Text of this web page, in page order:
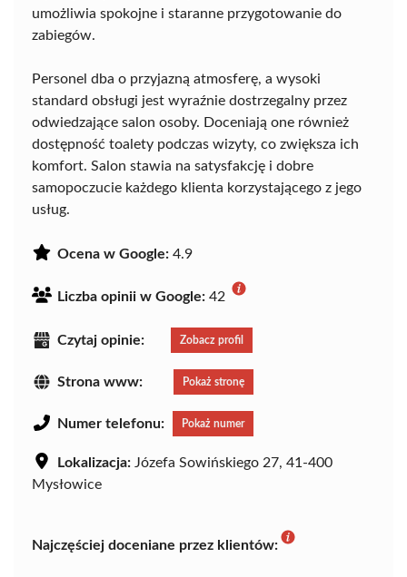
umożliwia spokojne i staranne przygotowanie do
zabiegów.
Personel dba o przyjazną atmosferę, a wysoki
standard obsługi jest wyraźnie dostrzegalny przez
odwiedzające salon osoby. Doceniają one również
dostępność toalety podczas wizyty, co zwiększa ich
komfort. Salon stawia na satysfakcję i dobre
samopoczucie każdego klienta korzystającego z jego
usług.
Ocena w Google: 4.9
Liczba opinii w Google: 42
Czytaj opinie: Zobacz profil
Strona www: Pokaż stronę
Numer telefonu: Pokaż numer
Lokalizacja: Józefa Sowińskiego 27, 41-400
Mysłowice
Najczęściej doceniane przez klientów: